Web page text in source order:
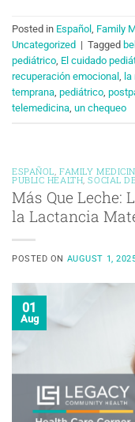
Posted in Español , Family
Uncategorized | Tagged
pediátrico, El cuidado
recuperación emocional ,
temprana, pediátrico,
telemedicina, un chequeo
ESPAÑOL ,FAMILY
PUBLIC HEALTH ,SOCIAL
Más Que Leche:
la Lactancia
POSTED ON AUGUST 1,
01
Aug